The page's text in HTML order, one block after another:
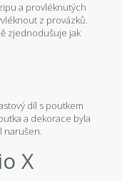
a provléknutých
z provázků.
zjednodušuje jak
díl s poutkem
a dekorace byla
narušen.
X